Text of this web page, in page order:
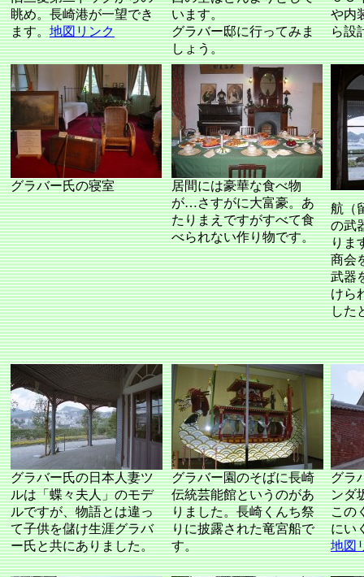
眺め。長崎港が一望でき
ます。地図リンク
います。
グラバー邸に行ってみま
しょう。
や内
ら設
グラバー氏の寝室
居間には豪華な食べ物
が…さすがに大富豪。あ
たりまえですがすべて食
べられない作り物です。
航（
の武
りま
商会
武器
けら
した
グラバー氏の日本人妻ツ
ルは「蝶々夫人」のモデ
ルですが、物語とは違っ
て子供を儲け生涯グラバ
ー氏と共にありました。
グラバー園のそばに長崎
伝統芸能館というのがあ
りました。長崎くんち祭
りに披露された竜宮船で
す。
グラ
ンダ
この
にい
地図